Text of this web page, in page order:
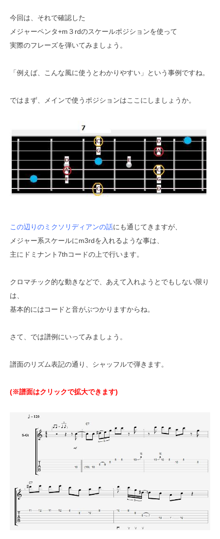
今回は、それで確認した
メジャーペンタ+m３rdのスケールポジションを使って
実際のフレーズを弾いてみましょう。
「例えば、こんな風に使うとわかりやすい」という事例ですね。
ではまず、メインで使うポジションはここにしましょうか。
この辺りのミクソリディアンの話にも通じてきますが、
メジャー系スケールにm3rdを入れるような事は、
主にドミナント7thコードの上で行います。
クロマチック的な動きなどで、あえて入れようとでもしない限り
は、
基本的にはコードと音がぶつかりますからね。
さて、では譜例にいってみましょう。
譜面のリズム表記の通り、シャッフルで弾きます。
(※譜面はクリックで拡大できます)